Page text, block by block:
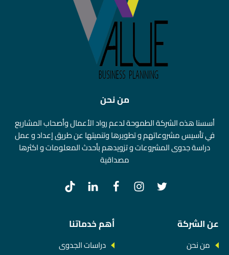
من نحن
أسسنا هذه الشركة الطموحة لدعم رواد الأعمال وأصحاب المشاريع
في تأسيس مشروعاتهم و تطويرها وتنميتها عن طريق إعداد و عمل
دراسة جدوى المشروعات و تزويدهم بأحدث المعلومات و اكثرها
مصداقية
عن الشركة
من نحن
أهم خدماتنا
دراسات الجدوى